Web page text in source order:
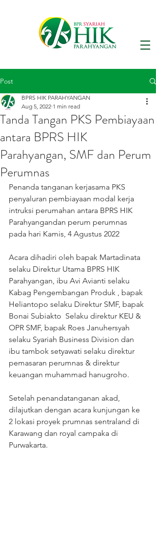
Post
Tanda Tangan PKS Pembiayaan
antara BPRS HIK
Parahyangan, SMF dan Perum
Perumnas
BPRS HIK PARAHYANGAN
Aug 5, 2022 1 min read
Penanda tanganan kerjasama PKS
penyaluran pembiayaan modal kerja
intruksi perumahan antara BPRS HIK
Parahyangandan perum perumnas
pada hari Kamis, 4 Agustus 2022
Acara dihadiri oleh bapak Martadinata
selaku Direktur Utama BPRS HIK
Parahyangan, ibu Avi Avianti selaku
Kabag Pengembangan Produk , bapak
Heliantopo selaku Direktur SMF, bapak
Bonai Subiakto  Selaku direktur KEU &
OPR SMF, bapak Roes Januhersyah
selaku Syariah Business Division dan
ibu tambok setyawati selaku direktur
pemasaran perumnas & direktur
keuangan muhammad hanugroho.
Setelah penandatanganan akad,
dilajutkan dengan acara kunjungan ke
2 lokasi proyek prumnas sentraland di
Karawang dan royal campaka di
Purwakarta.